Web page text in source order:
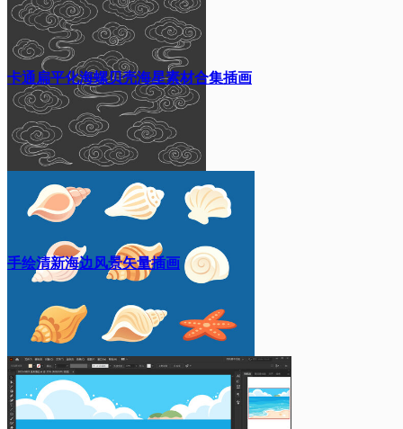
卡通扁平化海螺贝壳海星素材合集插画
手绘清新海边风景矢量插画